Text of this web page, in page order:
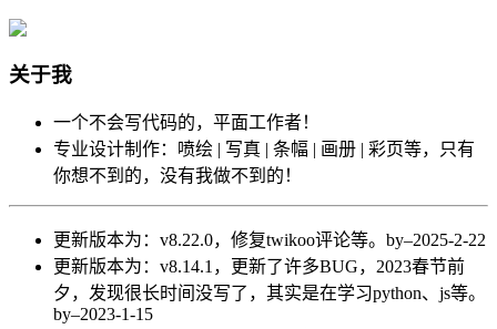
关于我
一个不会写代码的，平面工作者！
专业设计制作：喷绘 | 写真 | 条幅 | 画册 | 彩页等，只有
你想不到的，没有我做不到的！
更新版本为：v8.22.0，修复twikoo评论等。by–2025-2-22
更新版本为：v8.14.1，更新了许多BUG，2023春节前
夕，发现很长时间没写了，其实是在学习python、js等。
by–2023-1-15